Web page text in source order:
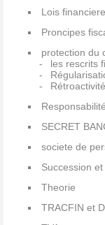
Lois
Proncipes
protection du
les rescrits
SECRET
societe de
Succession
Theorie
TRACFIN et